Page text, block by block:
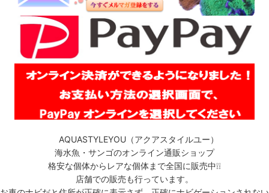
AQUASTYLEYOU（アクアスタイルユー）
海水魚・サンゴのオンライン通販ショップ
格安な個体からレアな個体まで全国に販売中❕❕
店舗での販売も行っています。